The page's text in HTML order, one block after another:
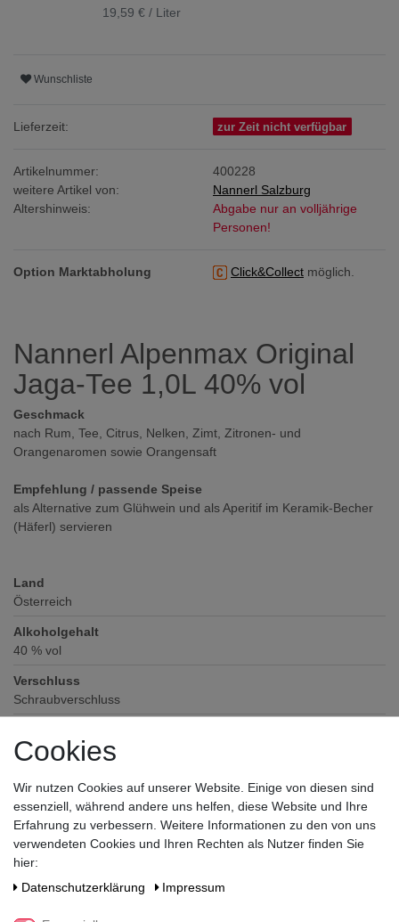
19,59 € / Liter
Wunschliste
Lieferzeit: zur Zeit nicht verfügbar
Artikelnummer:
400228
weitere Artikel von:
Nannerl Salzburg
Altershinweis:
Abgabe nur an volljährige
Personen!
Option Marktabholung Click&Collect möglich.
Nannerl Alpenmax Original
Jaga-Tee 1,0L 40% vol
Geschmack
nach Rum, Tee, Citrus, Nelken, Zimt, Zitronen- und
Orangenaromen sowie Orangensaft
Empfehlung / passende Speise
als Alternative zum Glühwein und als Aperitif im Keramik-Becher
(Häferl) servieren
Land
Österreich
Alkoholgehalt
40 % vol
Verschluss
Schraubverschluss
keine deklarationspflichtigen Allergene und Zusatzstoffe enthalten
Waldemar Behn GmbH, Kadekerweg 2, 24340 Eckernförde
Cookies
Wir nutzen Cookies auf unserer Website. Einige von diesen sind
essenziell, während andere uns helfen, diese Website und Ihre
Erfahrung zu verbessern. Weitere Informationen zu den von uns
verwendeten Cookies und Ihren Rechten als Nutzer finden Sie
hier:
Daten­schutz­erklärung
Impressum